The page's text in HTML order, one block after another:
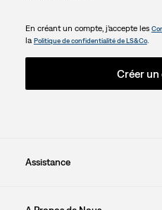
En créant un compte, j’accepte les
la Politique de confidentialité de LS&Co.
Créer
Assistance